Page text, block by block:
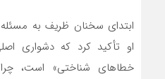
ابتدای سخنان ظریف به
او تأکید کرد که دشواری
خطاهای شناختی» است،